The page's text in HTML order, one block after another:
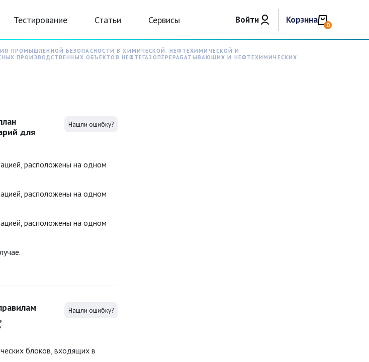
Тестирование Статьи Сервисы Войти Корзина 0
ПРОМЫШЛЕННОЙ БЕЗОПАСНОСТИ В ХИМИЧЕСКОЙ, НЕФТЕХИМИЧЕСКОЙ И
ПРОИЗВОДСТВЕННЫХ ОБЪЕКТОВ НЕФТЕГАЗОПЕРЕРАБАТЫВАЮЩИХ И НЕФТЕХИМИЧЕСКИХ
для
Нашли ошибку?
расположены на одном
расположены на одном
расположены на одном
Нашли ошибку?
блоков, входящих в